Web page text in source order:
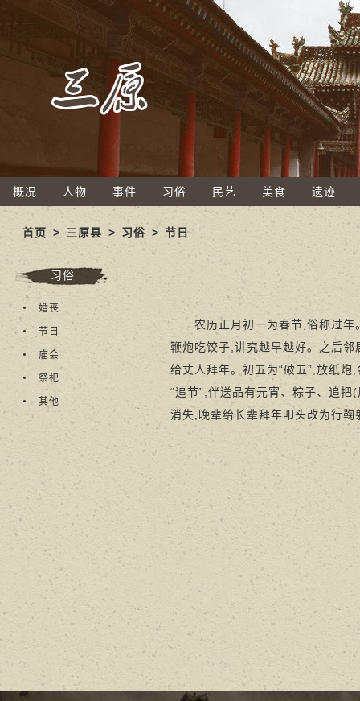
概况 人物 事件 习俗 民艺 美食 遗迹
首页 >三原县 > 习俗 > 节日
习俗
婚丧
节日
庙会
祭祀
其他
农历正月初一为春节,俗称过年
鞭炮吃饺子,讲究越早越好。之后
给丈人拜年。初五为“破五”,放纸
“追节”,伴送品有元宵、粽子、追
消失,晚辈给长辈拜年叩头改为行鞠